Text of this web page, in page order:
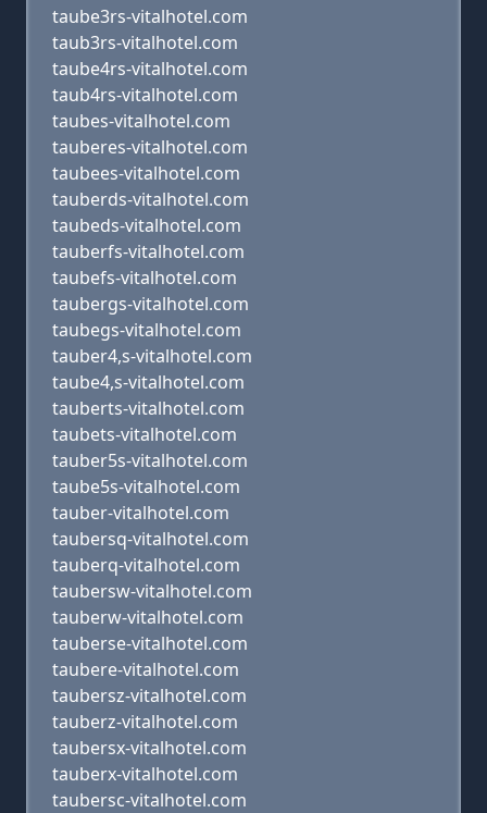
taube3rs-vitalhotel.com
taub3rs-vitalhotel.com
taube4rs-vitalhotel.com
taub4rs-vitalhotel.com
taubes-vitalhotel.com
tauberes-vitalhotel.com
taubees-vitalhotel.com
tauberds-vitalhotel.com
taubeds-vitalhotel.com
tauberfs-vitalhotel.com
taubefs-vitalhotel.com
taubergs-vitalhotel.com
taubegs-vitalhotel.com
tauber4,s-vitalhotel.com
taube4,s-vitalhotel.com
tauberts-vitalhotel.com
taubets-vitalhotel.com
tauber5s-vitalhotel.com
taube5s-vitalhotel.com
tauber-vitalhotel.com
taubersq-vitalhotel.com
tauberq-vitalhotel.com
taubersw-vitalhotel.com
tauberw-vitalhotel.com
tauberse-vitalhotel.com
taubere-vitalhotel.com
taubersz-vitalhotel.com
tauberz-vitalhotel.com
taubersx-vitalhotel.com
tauberx-vitalhotel.com
taubersc-vitalhotel.com